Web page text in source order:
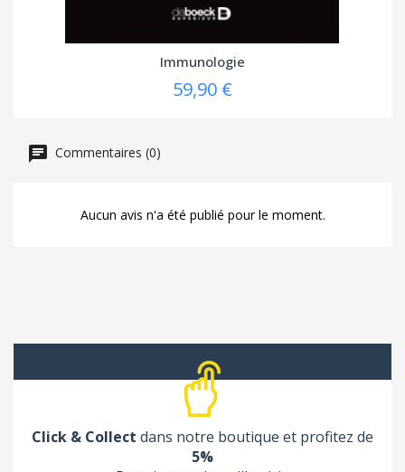
Immunologie
59,90 €
Commentaires (0)
Aucun avis n'a été publié pour le moment.
Click & Collect dans notre boutique et profitez de
5%